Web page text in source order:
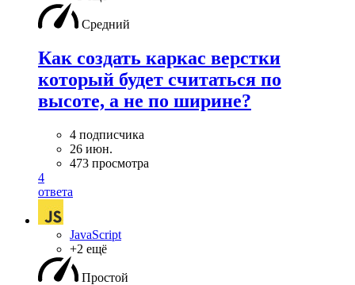
Средний
Как создать каркас верстки
который будет считаться по
высоте, а не по ширине?
4 подписчика
26 июн.
473 просмотра
4
ответа
JavaScript
+2 ещё
Простой